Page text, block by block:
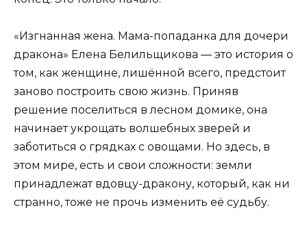
«Изгнанная жена. Мама-попаданка для дочери
дракона» Елена Белильщикова — это история о
том, как женщине, лишённой всего, предстоит
заново построить свою жизнь. Приняв
решение поселиться в лесном домике, она
начинает укрощать волшебных зверей и
заботиться о грядках с овощами. Но здесь, в
этом мире, есть и свои сложности: земли
принадлежат вдовцу-дракону, который, как ни
странно, тоже не прочь изменить её судьбу.